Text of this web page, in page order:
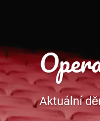
Aktuální